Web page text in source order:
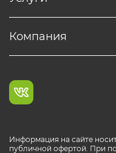
Компания
Информация на сайте
публичной офертой. При